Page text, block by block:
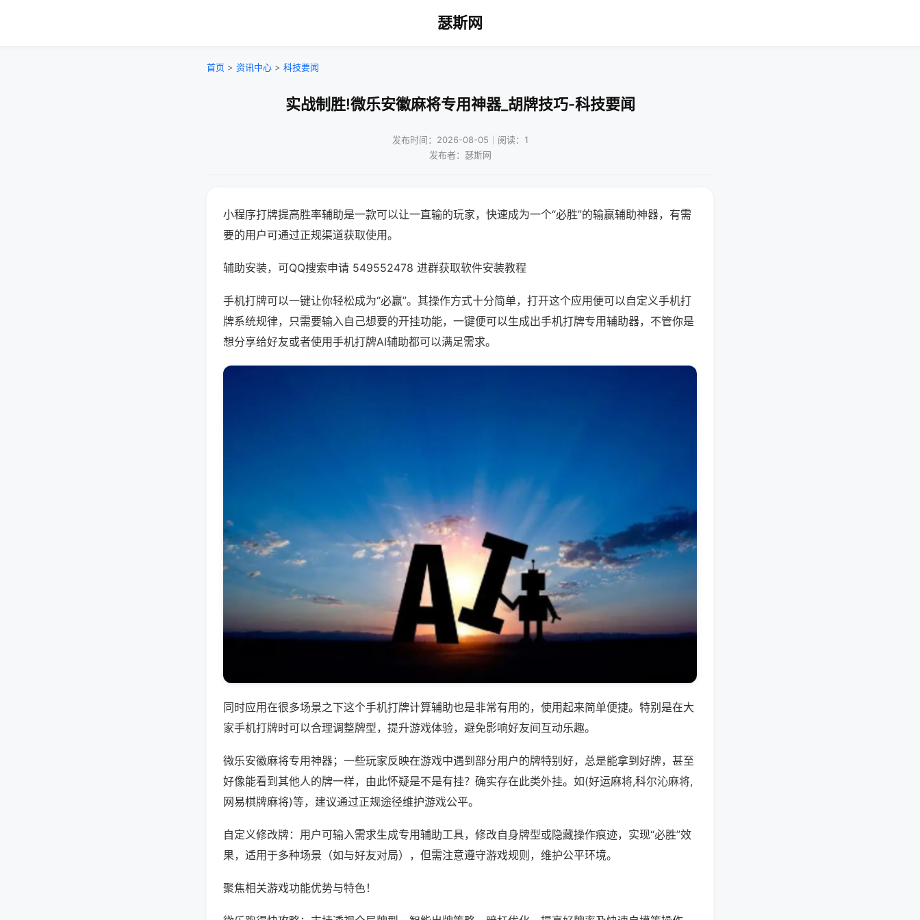
瑟斯网
首页 > 资讯中心 > 科技要闻
实战制胜!微乐安徽麻将专用神器_胡牌技巧-科技要闻
发布时间：2026-08-05｜阅读：1
发布者：瑟斯网
小程序打牌提高胜率辅助是一款可以让一直输的玩家，快速成为一个“必胜”的输赢辅助神器，有需
要的用户可通过正规渠道获取使用。
辅助安装，可QQ搜索申请 549552478 进群获取软件安装教程
手机打牌可以一键让你轻松成为“必赢”。其操作方式十分简单，打开这个应用便可以自定义手机打
牌系统规律，只需要输入自己想要的开挂功能，一键便可以生成出手机打牌专用辅助器，不管你是
想分享给好友或者使用手机打牌AI辅助都可以满足需求。
同时应用在很多场景之下这个手机打牌计算辅助也是非常有用的，使用起来简单便捷。特别是在大
家手机打牌时可以合理调整牌型，提升游戏体验，避免影响好友间互动乐趣。
微乐安徽麻将专用神器；一些玩家反映在游戏中遇到部分用户的牌特别好，总是能拿到好牌，甚至
好像能看到其他人的牌一样，由此怀疑是不是有挂？确实存在此类外挂。如(好运麻将,科尔沁麻将,
网易棋牌麻将)等，建议通过正规途径维护游戏公平。
自定义修改牌：用户可输入需求生成专用辅助工具，修改自身牌型或隐藏操作痕迹，实现“必胜”效
果，适用于多种场景（如与好友对局），但需注意遵守游戏规则，维护公平环境。
聚焦相关游戏功能优势与特色！